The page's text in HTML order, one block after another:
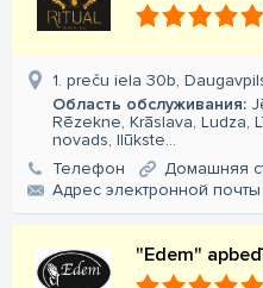
1. preču iela 30b,
Область обслуживания:
Rēzekne, Krāslava, Ludza,
novads, Ilūkste...
Телефон
Домашняя
Aдрес электронной почты
"Edem"